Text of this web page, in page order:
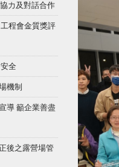
力及對話合作
程會金質獎評
全
機制
導 籲企業善盡
後之露營場管